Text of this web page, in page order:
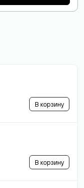
В корзину
В корзину